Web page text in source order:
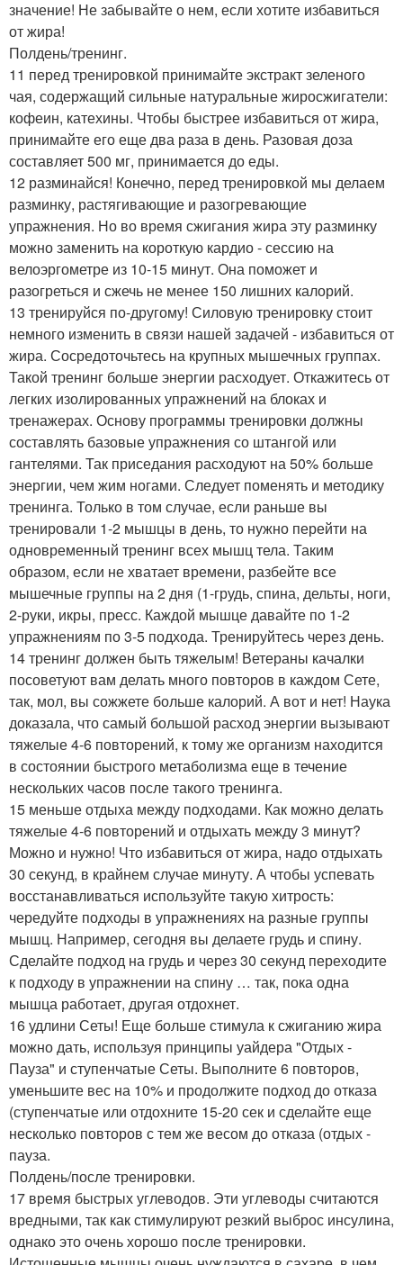
значение! Не забывайте о нем, если хотите избавиться
от жира!
Полдень/тренинг.
11 перед тренировкой принимайте экстракт зеленого
чая, содержащий сильные натуральные жиросжигатели:
кофеин, катехины. Чтобы быстрее избавиться от жира,
принимайте его еще два раза в день. Разовая доза
составляет 500 мг, принимается до еды.
12 разминайся! Конечно, перед тренировкой мы делаем
разминку, растягивающие и разогревающие
упражнения. Но во время сжигания жира эту разминку
можно заменить на короткую кардио - сессию на
велоэргометре из 10-15 минут. Она поможет и
разогреться и сжечь не менее 150 лишних калорий.
13 тренируйся по-другому! Силовую тренировку стоит
немного изменить в связи нашей задачей - избавиться от
жира. Сосредоточьтесь на крупных мышечных группах.
Такой тренинг больше энергии расходует. Откажитесь от
легких изолированных упражнений на блоках и
тренажерах. Основу программы тренировки должны
составлять базовые упражнения со штангой или
гантелями. Так приседания расходуют на 50% больше
энергии, чем жим ногами. Следует поменять и методику
тренинга. Только в том случае, если раньше вы
тренировали 1-2 мышцы в день, то нужно перейти на
одновременный тренинг всех мышц тела. Таким
образом, если не хватает времени, разбейте все
мышечные группы на 2 дня (1-грудь, спина, дельты, ноги,
2-руки, икры, пресс. Каждой мышце давайте по 1-2
упражнениям по 3-5 подхода. Тренируйтесь через день.
14 тренинг должен быть тяжелым! Ветераны качалки
посоветуют вам делать много повторов в каждом Сете,
так, мол, вы сожжете больше калорий. А вот и нет! Наука
доказала, что самый большой расход энергии вызывают
тяжелые 4-6 повторений, к тому же организм находится
в состоянии быстрого метаболизма еще в течение
нескольких часов после такого тренинга.
15 меньше отдыха между подходами. Как можно делать
тяжелые 4-6 повторений и отдыхать между 3 минут?
Можно и нужно! Что избавиться от жира, надо отдыхать
30 секунд, в крайнем случае минуту. А чтобы успевать
восстанавливаться используйте такую хитрость:
чередуйте подходы в упражнениях на разные группы
мышц. Например, сегодня вы делаете грудь и спину.
Сделайте подход на грудь и через 30 секунд переходите
к подходу в упражнении на спину … так, пока одна
мышца работает, другая отдохнет.
16 удлини Сеты! Еще больше стимула к сжиганию жира
можно дать, используя принципы уайдера "Отдых -
Пауза" и ступенчатые Сеты. Выполните 6 повторов,
уменьшите вес на 10% и продолжите подход до отказа
(ступенчатые или отдохните 15-20 сек и сделайте еще
несколько повторов с тем же весом до отказа (отдых -
пауза.
Полдень/после тренировки.
17 время быстрых углеводов. Эти углеводы считаются
вредными, так как стимулируют резкий выброс инсулина,
однако это очень хорошо после тренировки.